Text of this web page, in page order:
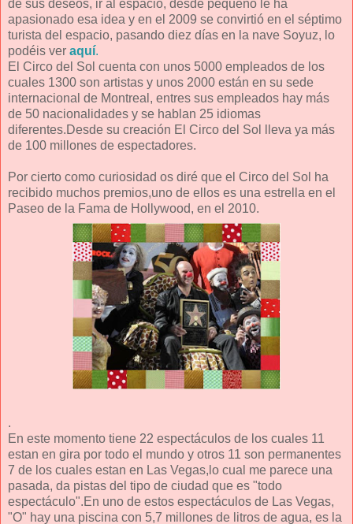
de sus deseos, ir al espacio, desde pequeño le ha
apasionado esa idea y en el 2009 se convirtió en el séptimo
turista del espacio, pasando diez días en la nave Soyuz, lo
podéis ver aquí.
El Circo del Sol cuenta con unos 5000 empleados de los
cuales 1300 son artistas y unos 2000 están en su sede
internacional de Montreal, entres sus empleados hay más
de 50 nacionalidades y se hablan 25 idiomas
diferentes.Desde su creación El Circo del Sol lleva ya más
de 100 millones de espectadores.
Por cierto como curiosidad os diré que el Circo del Sol ha
recibido muchos premios,uno de ellos es una estrella en el
Paseo de la Fama de Hollywood, en el 2010.
.
En este momento tiene 22 espectáculos de los cuales 11
estan en gira por todo el mundo y otros 11 son permanentes
7 de los cuales estan en Las Vegas,lo cual me parece una
pasada, da pistas del tipo de ciudad que es "todo
espectáculo".En uno de estos espectáculos de Las Vegas,
"O" hay una piscina con 5,7 millones de litros de agua, es la